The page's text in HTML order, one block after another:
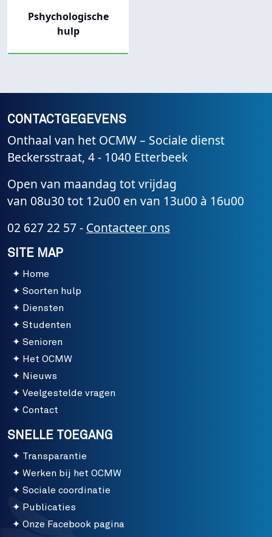
Pshychologische
hulp
CONTACTGEGEVENS
Onthaal van het OCMW – Sociale dienst
Beckersstraat, 4 - 1040 Etterbeek
Open van maandag tot vrijdag
van 08u30 tot 12u00 en van 13u00 à 16u00
02 627 22 57 - Contacteer ons
SITE MAP
Home
Soorten hulp
Diensten
Studenten
Senioren
Het OCMW
Nieuws
Veelgestelde vragen
Contact
SNELLE TOEGANG
Transparantie
Werken bij het OCMW
Sociale coordinatie
Publicaties
Onze Facebook pagina